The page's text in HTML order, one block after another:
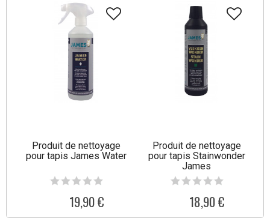
Produit de nettoyage
pour tapis James Water
19,90 €
Produit de nettoyage
pour tapis Stainwonder
James
18,90 €